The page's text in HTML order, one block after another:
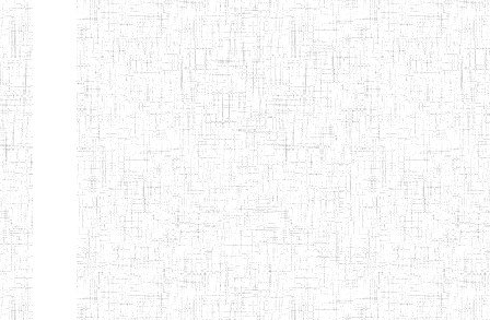
ENIET LE
NORMALIEN
CITOYEN
30/10/2014 ENIET
ENIEG PRIVEE
L'ARCHE DES
PHOTONS
04/08/2010 ENIEG
ECOLE DE
FORMATION
30/11/2004 ENIEG